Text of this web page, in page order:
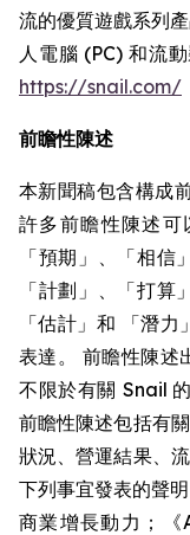
流的優質遊戲系列
人電腦 (PC) 和流
https://snail.com/
前瞻性陳述
本新聞稿包含構成
許多前瞻性陳述可
「預期」、「相信
「計劃」、「打算
「估計」和 「潛
表達。 前瞻性陳述
不限於有關 Snail
前瞻性陳述包括有
狀況、營運結果、
下列事宜發表的聲
商業增長動力；《